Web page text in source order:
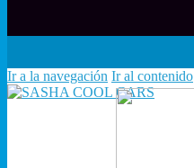
Ir a la navegación Ir al contenido